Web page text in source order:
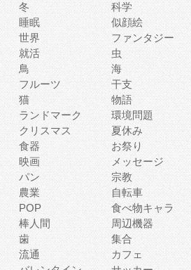
冬
科学
睡眠
似顔絵
世界
ファンタジー
就活
虫
鳥
海
フルーツ
干支
猫
物語
ランドマーク
環境問題
クリスマス
夏休み
食器
お祭り
映画
メッセージ
パン
宗教
農業
自転車
POP
食べ物キャラ
棒人間
周辺機器
歯
集合
流通
カフェ